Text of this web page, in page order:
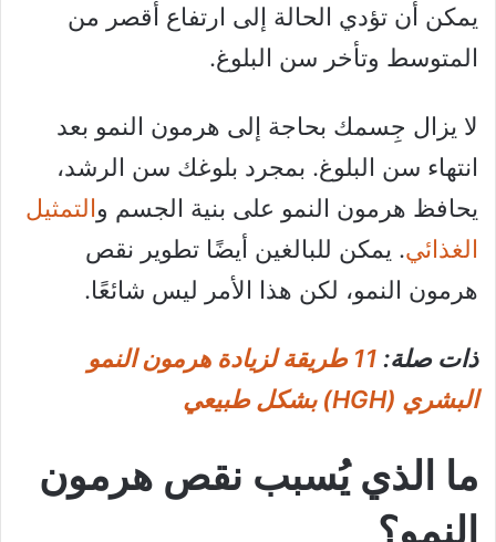
يمكن أن تؤدي الحالة إلى ارتفاع أقصر من
المتوسط ​​وتأخر سن البلوغ.
لا يزال جِسمك بحاجة إلى هرمون النمو بعد
انتهاء سن البلوغ. بمجرد بلوغك سن الرشد،
يحافظ هرمون النمو على بنية الجسم والتمثيل
الغذائي. يمكن للبالغين أيضًا تطوير نقص
هرمون النمو، لكن هذا الأمر ليس شائعًا.
ذات صلة:
11 طريقة لزيادة هرمون النمو
البشري (HGH) بشكل طبيعي
ما الذي يُسبب نقص هرمون
النمو؟